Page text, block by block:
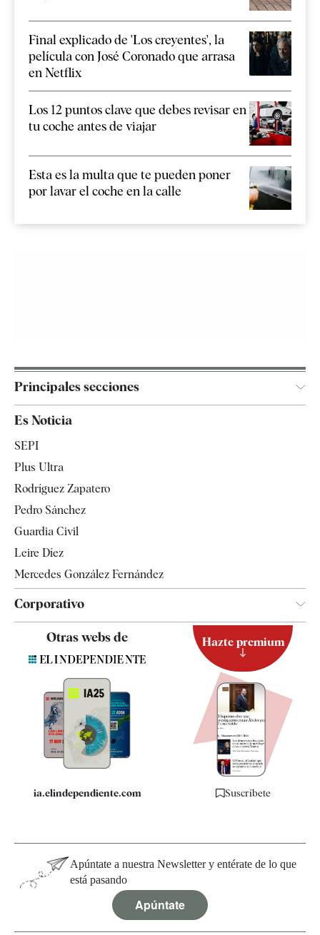
Final explicado de 'Los creyentes', la
película con José Coronado que arrasa
en Netflix
Los 12 puntos clave que debes revisar en
tu coche antes de viajar
Esta es la multa que te pueden poner
por lavar el coche en la calle
Principales secciones
España
Televisión
Es Noticia
SEPI
Plus Ultra
Rodríguez Zapatero
Pedro Sánchez
Guardia Civil
Leire Díez
Mercedes González Fernández
Corporativo
Contacto
Quiénes somos
Especificaciones
Otras webs de
ia.elindependiente.com
Hazte premium
Suscríbete
Apúntate a nuestra Newsletter y entérate de lo que
está pasando
Apúntate